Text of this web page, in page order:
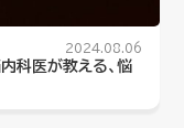
2024.08.06
科医が教える、悩